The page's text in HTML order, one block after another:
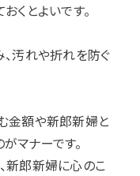
くとよいです。
、汚れや折れを防ぐ
金額や新郎新婦と
マナーです。
新郎新婦に心のこ